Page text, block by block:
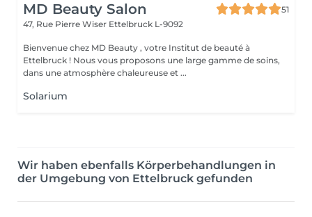
MD Beauty Salon
51
47, Rue Pierre Wiser Ettelbruck L-9092
Bienvenue chez MD Beauty , votre Institut de beauté à
Ettelbruck ! Nous vous proposons une large gamme de soins,
dans une atmosphère chaleureuse et ...
Solarium
Wir haben ebenfalls Körperbehandlungen in
der Umgebung von Ettelbruck gefunden